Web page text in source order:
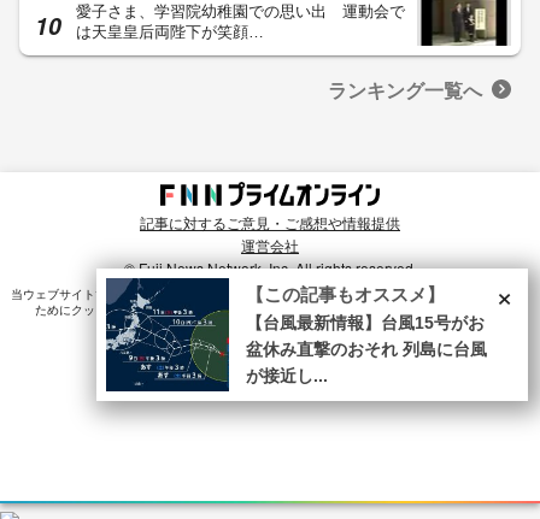
愛子さま、学習院幼稚園での思い出 運動会で
は天皇皇后両陛下が笑顔…
ランキング一覧へ
記事に対するご意見・ご感想や情報提供
運営会社
© Fuji News Network, Inc. All rights reserved.
当ウェブサイトでは、ユーザのニーズ・興味・関⼼に合致したコンテンツや広告配信を提供する
ためにクッキーを使⽤しています。詳細は、プライバシーポリシー をご確認ください。×
【この記事もオススメ】
【台風最新情報】台風15号がお
盆休み直撃のおそれ 列島に台風
が接近し...